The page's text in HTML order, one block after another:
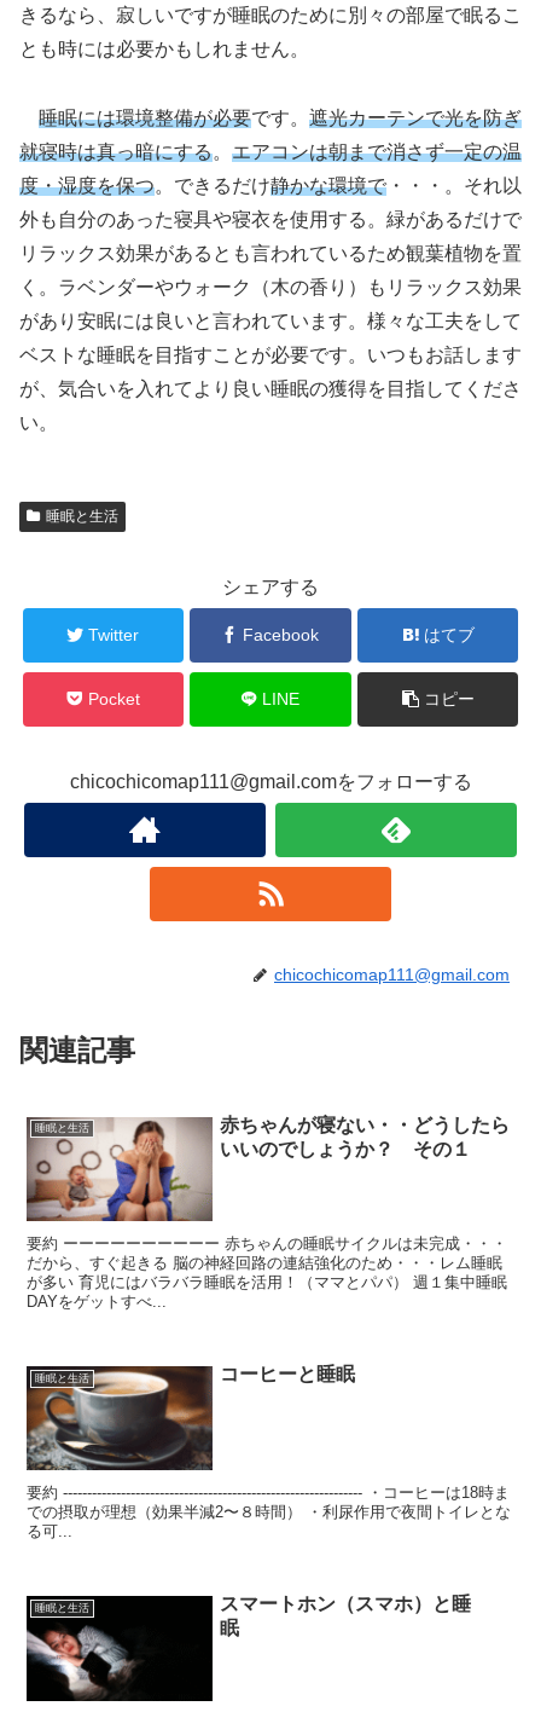
きるなら、寂しいですが睡眠のために別々の部屋で眠るこ
とも時には必要かもしれません。
睡眠には環境整備が必要です。 遮光カーテンで光を防ぎ
就寝時は真っ暗にする。 エアコンは朝まで消さず一定の温
度・湿度を保つ。できるだけ静かな環境で ・・・。それ以
外も自分のあった寝具や寝衣を使用する。緑があるだけで
リラックス効果があるとも言われているため観葉植物を置
く。ラベンダーやウォーク（木の香り）もリラックス効果
があり安眠には良いと言われています。様々な工夫をして
ベストな睡眠を目指すことが必要です。いつもお話します
が、気合いを入れてより良い睡眠の獲得を目指してくださ
い。
睡眠と生活
シェアする
Twitter Facebook はてブ
Pocket LINE コピー
chicochicomap111@gmail.comをフォローする
chicochicomap111@gmail.com
関連記事
睡眠と生活
赤ちゃんが寝ない・・どうしたら
いいのでしょうか？ その１
要約 ーーーーーーーーーー 赤ちゃんの睡眠サイクルは未完成・・・
だから、すぐ起きる 脳の神経回路の連結強化のため・・・レム睡眠
が多い 育児にはバラバラ睡眠を活用！（ママとパパ） 週１集中睡眠
DAYをゲットすべ...
睡眠と生活 コーヒーと睡眠
要約 -------------------------------------------------------------- ・コーヒーは18時ま
での摂取が理想（効果半減2〜８時間） ・利尿作用で夜間トイレとな
る可...
睡眠と生活
スマートホン（スマホ）と睡
眠